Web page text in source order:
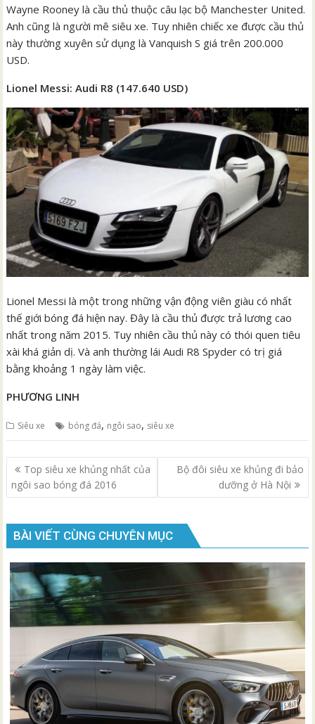
Wayne Rooney là cầu thủ thuộc câu lạc bộ Manchester United.
Anh cũng là người mê siêu xe. Tuy nhiên chiếc xe được cầu thủ
này thường xuyên sử dụng là Vanquish S giá trên 200.000
USD.
Lionel Messi: Audi R8 (147.640 USD)
Lionel Messi là một trong những vận động viên giàu có nhất
thế giới bóng đá hiện nay. Đây là cầu thủ được trả lương cao
nhất trong năm 2015. Tuy nhiên cầu thủ này có thói quen tiêu
xài khá giản dị. Và anh thường lái Audi R8 Spyder có trị giá
bằng khoảng 1 ngày làm việc.
PHƯƠNG LINH
Siêu xe bóng đá, ngôi sao, siêu xe
Điều
hướng
bài
viết
Top siêu xe khủng nhất của
ngôi sao bóng đá 2016
Bộ đôi siêu xe khủng đi bảo
dưỡng ở Hà Nội
BÀI VIẾT CÙNG CHUYÊN MỤC